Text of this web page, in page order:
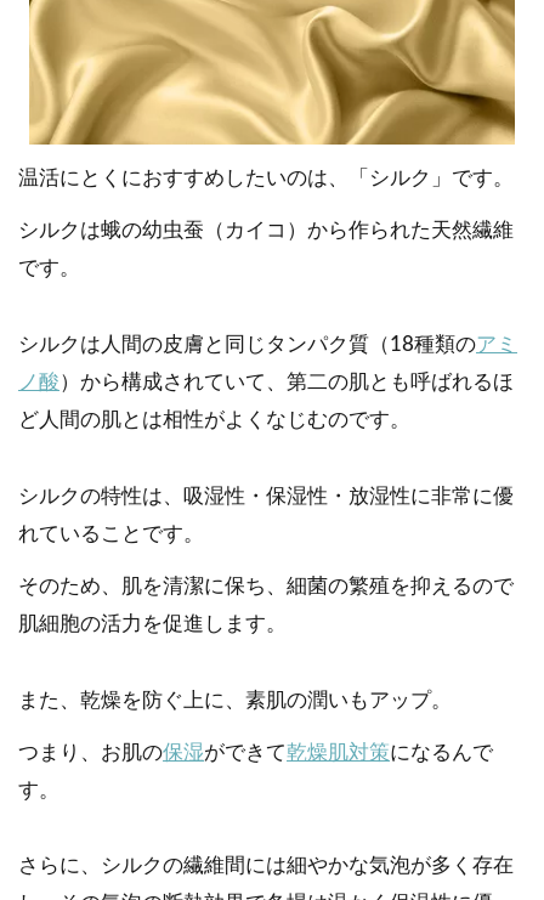
温活にとくにおすすめしたいのは、「シルク」です。
シルクは蛾の幼虫蚕（カイコ）から作られた天然繊維
です。
シルクは人間の皮膚と同じタンパク質（18種類のアミ
ノ酸）から構成されていて、第二の肌とも呼ばれるほ
ど人間の肌とは相性がよくなじむのです。
シルクの特性は、吸湿性・保湿性・放湿性に非常に優
れていることです。
そのため、肌を清潔に保ち、細菌の繁殖を抑えるので
肌細胞の活力を促進します。
また、乾燥を防ぐ上に、素肌の潤いもアップ。
つまり、お肌の保湿ができて乾燥肌対策になるんで
す。
さらに、シルクの繊維間には細やかな気泡が多く存在